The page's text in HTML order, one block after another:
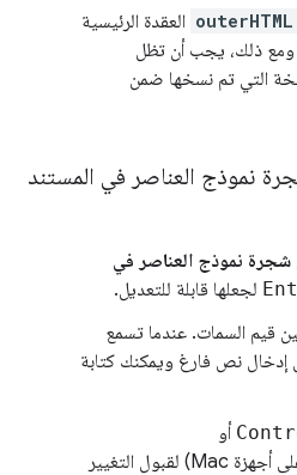
outerHTML العقدة الرئيسية
ومع ذلك، يجب أن تظل
التي تم نسخها ضمن
نموذج العناصر في المستند
شجرة نموذج العناصر في
لجعلها قابلة للتعديل.
قيم السمات. عندما تسمع
نص فارغ ويمكنك كتابة
أو
(على أجهزة Mac) لقبول التغيير